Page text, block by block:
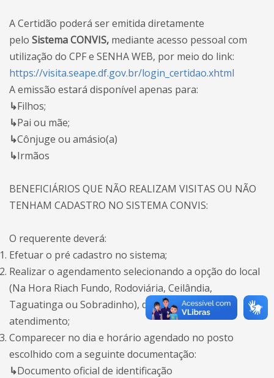
A Certidão poderá ser emitida diretamente
pelo Sistema CONVIS, mediante acesso pessoal com
utilização do CPF e SENHA WEB, por meio do link:
https://visita.seape.df.gov.br/login_certidao.xhtml
A emissão estará disponível apenas para:
↳Filhos;
↳Pai ou mãe;
↳Cônjuge ou amásio(a)
↳Irmãos
BENEFICIÁRIOS QUE NÃO REALIZAM VISITAS OU NÃO
TENHAM CADASTRO NO SISTEMA CONVIS:
O requerente deverá:
Efetuar o pré cadastro no sistema;
Realizar o agendamento selecionando a opção do local
(Na Hora Riach Fundo, Rodoviária, Ceilândia,
Taguatinga ou Sobradinho), dia e horário para
atendimento;
Comparecer no dia e horário agendado no posto
escolhido com a seguinte documentação:
↳Documento oficial de identificação